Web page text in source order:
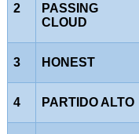
2
PASSING
CLOUD
3 HONEST
4 PARTIDO ALTO